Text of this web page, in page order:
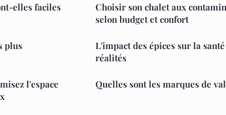
elles faciles
plus
l'espace
Choisir son chalet aux
selon budget et confort
L'impact des épices sur la
réalités
Quelles sont les marques de